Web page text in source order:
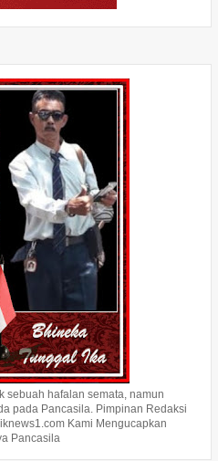
sebuah hafalan semata, namun
pada Pancasila. Pimpinan Redaksi
Kami Mengucapkan
Pancasila